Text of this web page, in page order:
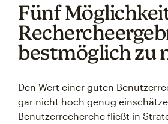
Fünf
bestmöglich zu
Den Wert einer guten
gar nicht hoch genug
Benutzerrecherche fließt in